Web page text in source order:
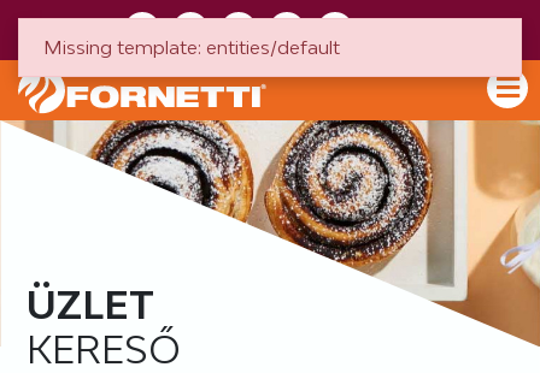
ÜZLET
KERESŐ
Missing template: entities/default